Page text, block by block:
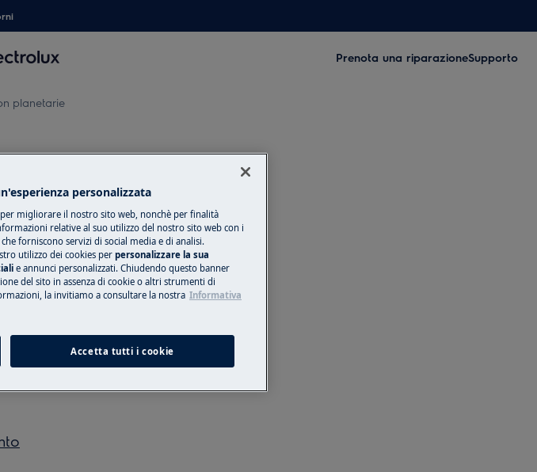
Prenota una riparazioneSupporto
planetarie
personalizzata
migliorare il nostro sito web, nonchè per finalità
relative al suo utilizzo del nostro sito web con i
forniscono servizi di social media e di analisi.
utilizzo dei cookies per personalizzare la sua
e annunci personalizzati. Chiudendo questo banner
del sito in assenza di cookie o altri strumenti di
la invitiamo a consultare la nostra Informativa
Accetta tutti i cookie